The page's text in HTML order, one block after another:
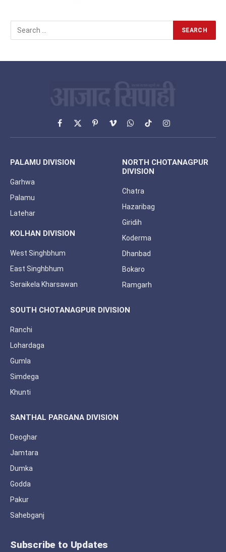
Facebook
X
(Twitter)
PinterestVimeoWhatsApp
TikTokInstagram
PALAMU DIVISION
Garhwa
Palamu
Latehar
KOLHAN DIVISION
West Singhbhum
East Singhbhum
Seraikela Kharsawan
NORTH CHOTANAGPUR
DIVISION
Chatra
Hazaribag
Giridih
Koderma
Dhanbad
Bokaro
Ramgarh
SOUTH CHOTANAGPUR DIVISION
Ranchi
Lohardaga
Gumla
Simdega
Khunti
SANTHAL PARGANA DIVISION
Deoghar
Jamtara
Dumka
Godda
Pakur
Sahebganj
Subscribe to Updates